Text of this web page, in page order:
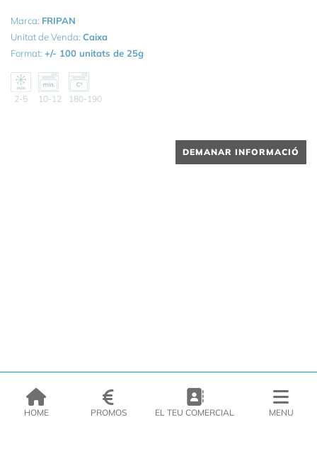
Marca: FRIPAN
Unitat de Venda: Caixa
Format: +/- 100 unitats de 25g
2-5 10-12 180-190
DEMANAR INFORMACIÓ
HOME PROMOS EL TEU COMERCIAL MENU